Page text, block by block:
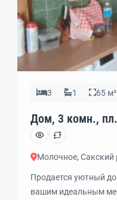
3 1 65 м²
Дом, 3 комн.,
код: 453899
Молочное,
Продается уютный
вашим идеальным